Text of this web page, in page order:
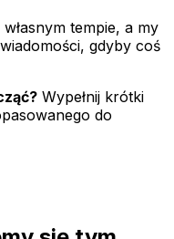
tempie, a my
gdyby coś
Wypełnij krótki
do